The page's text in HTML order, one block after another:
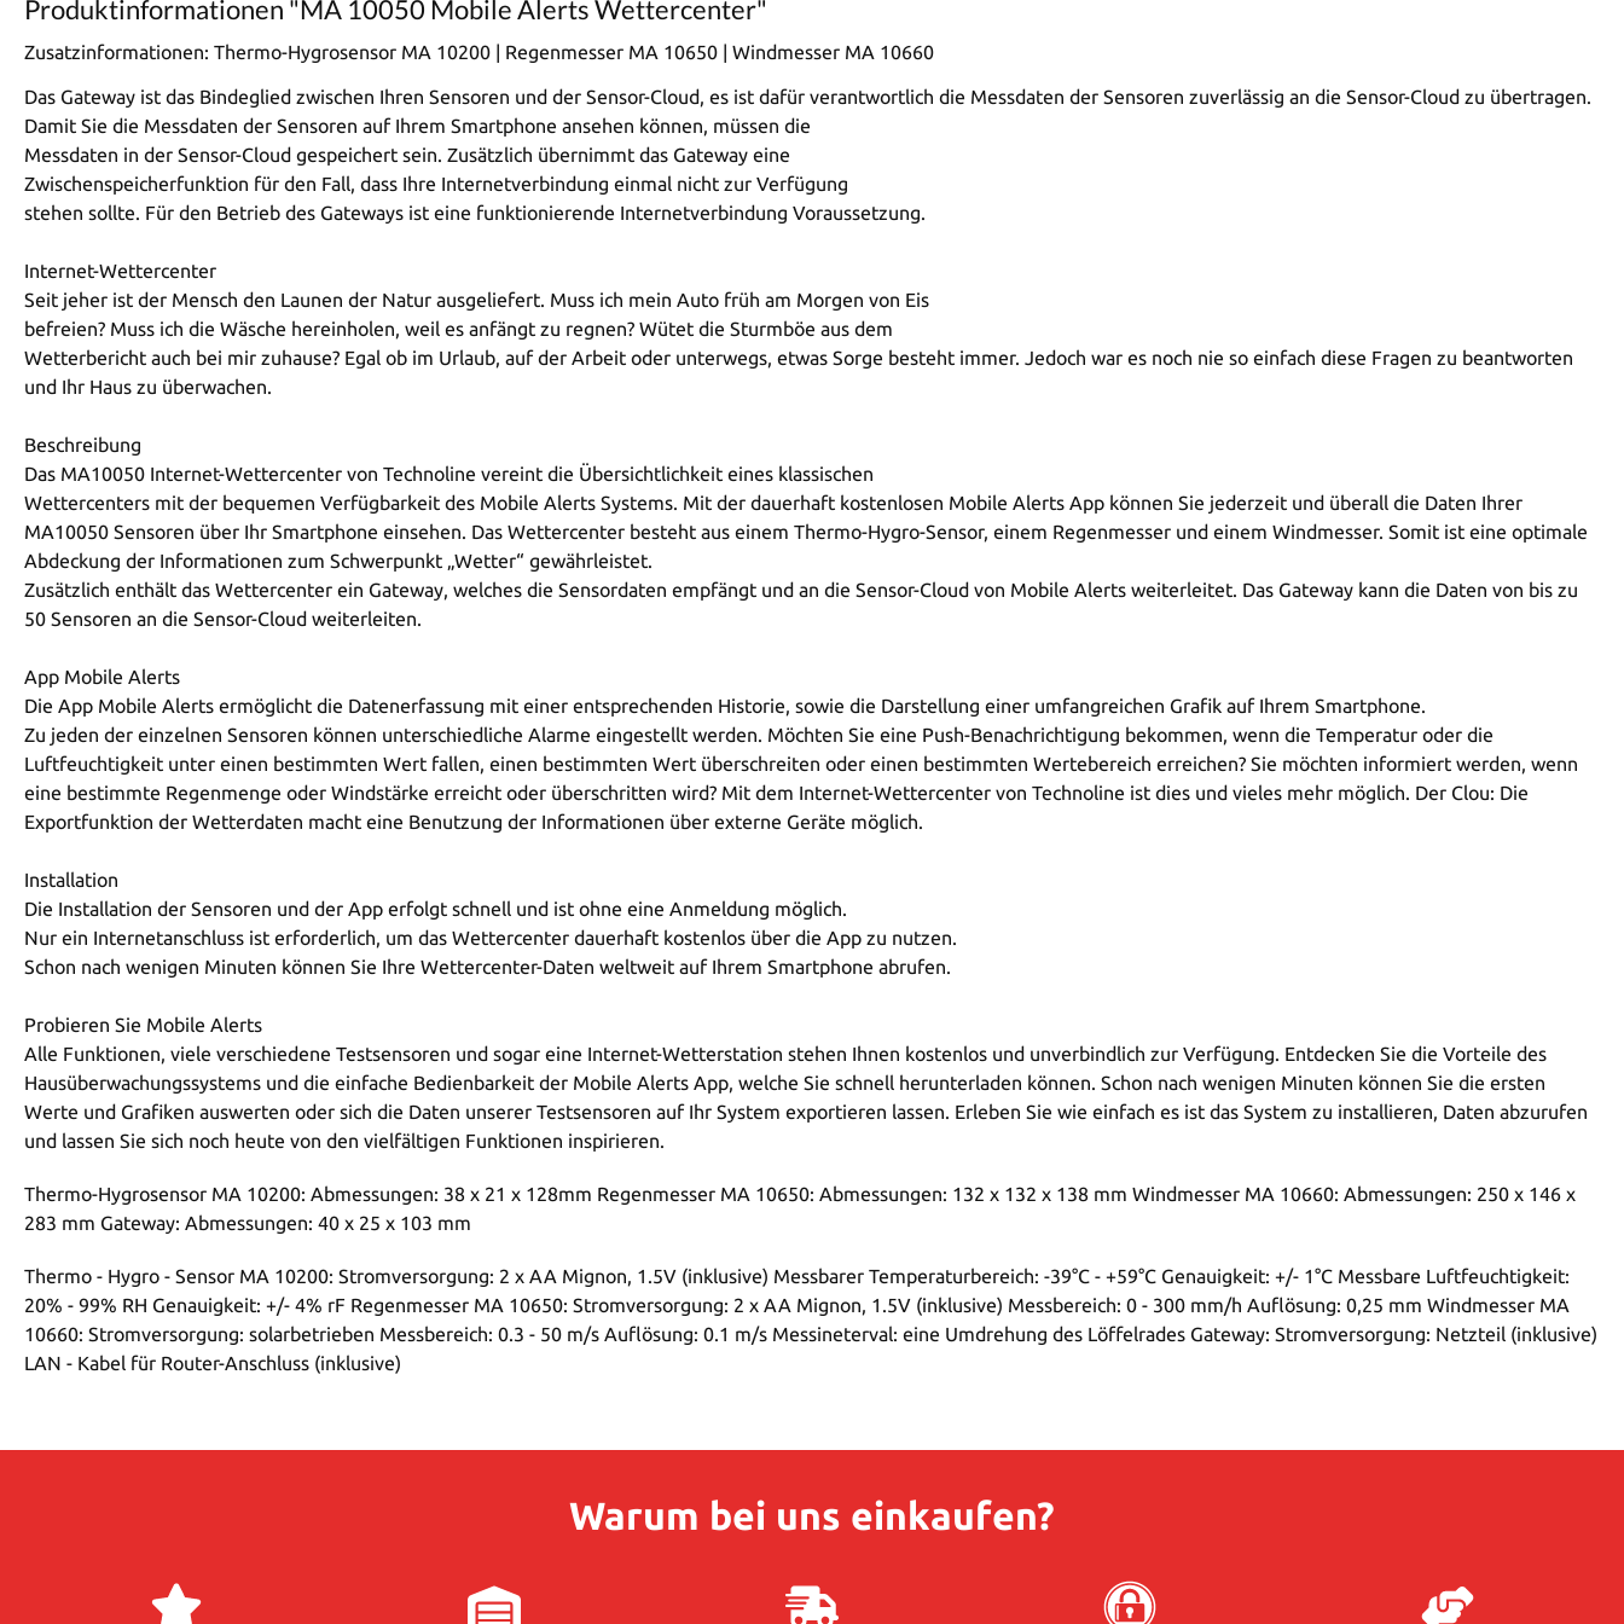
Produktinformationen "MA 10050 Mobile Alerts Wettercenter"
Zusatzinformationen: Thermo-Hygrosensor MA 10200 | Regenmesser MA 10650 | Windmesser MA 10660
Das Gateway ist das Bindeglied zwischen Ihren Sensoren und der Sensor-Cloud, es ist dafür verantwortlich die Messdaten der Sensoren zuverlässig an die Sensor-Cloud zu übertragen.
Damit Sie die Messdaten der Sensoren auf Ihrem Smartphone ansehen können, müssen die
Messdaten in der Sensor-Cloud gespeichert sein. Zusätzlich übernimmt das Gateway eine
Zwischenspeicherfunktion für den Fall, dass Ihre Internetverbindung einmal nicht zur Verfügung
stehen sollte. Für den Betrieb des Gateways ist eine funktionierende Internetverbindung Voraussetzung.
Internet-Wettercenter
Seit jeher ist der Mensch den Launen der Natur ausgeliefert. Muss ich mein Auto früh am Morgen von Eis
befreien? Muss ich die Wäsche hereinholen, weil es anfängt zu regnen? Wütet die Sturmböe aus dem
Wetterbericht auch bei mir zuhause? Egal ob im Urlaub, auf der Arbeit oder unterwegs, etwas Sorge besteht immer. Jedoch war es noch nie so einfach diese Fragen zu beantworten
und Ihr Haus zu überwachen.
Beschreibung
Das MA10050 Internet-Wettercenter von Technoline vereint die Übersichtlichkeit eines klassischen
Wettercenters mit der bequemen Verfügbarkeit des Mobile Alerts Systems. Mit der dauerhaft kostenlosen Mobile Alerts App können Sie jederzeit und überall die Daten Ihrer
MA10050 Sensoren über Ihr Smartphone einsehen. Das Wettercenter besteht aus einem Thermo-Hygro-Sensor, einem Regenmesser und einem Windmesser. Somit ist eine optimale
Abdeckung der Informationen zum Schwerpunkt „Wetter“ gewährleistet.
Zusätzlich enthält das Wettercenter ein Gateway, welches die Sensordaten empfängt und an die Sensor-Cloud von Mobile Alerts weiterleitet. Das Gateway kann die Daten von bis zu
50 Sensoren an die Sensor-Cloud weiterleiten.
App Mobile Alerts
Die App Mobile Alerts ermöglicht die Datenerfassung mit einer entsprechenden Historie, sowie die Darstellung einer umfangreichen Grafik auf Ihrem Smartphone.
Zu jeden der einzelnen Sensoren können unterschiedliche Alarme eingestellt werden. Möchten Sie eine Push-Benachrichtigung bekommen, wenn die Temperatur oder die
Luftfeuchtigkeit unter einen bestimmten Wert fallen, einen bestimmten Wert überschreiten oder einen bestimmten Wertebereich erreichen? Sie möchten informiert werden, wenn
eine bestimmte Regenmenge oder Windstärke erreicht oder überschritten wird? Mit dem Internet-Wettercenter von Technoline ist dies und vieles mehr möglich. Der Clou: Die
Exportfunktion der Wetterdaten macht eine Benutzung der Informationen über externe Geräte möglich.
Installation
Die Installation der Sensoren und der App erfolgt schnell und ist ohne eine Anmeldung möglich.
Nur ein Internetanschluss ist erforderlich, um das Wettercenter dauerhaft kostenlos über die App zu nutzen.
Schon nach wenigen Minuten können Sie Ihre Wettercenter-Daten weltweit auf Ihrem Smartphone abrufen.
Probieren Sie Mobile Alerts
Alle Funktionen, viele verschiedene Testsensoren und sogar eine Internet-Wetterstation stehen Ihnen kostenlos und unverbindlich zur Verfügung. Entdecken Sie die Vorteile des
Hausüberwachungssystems und die einfache Bedienbarkeit der Mobile Alerts App, welche Sie schnell herunterladen können. Schon nach wenigen Minuten können Sie die ersten
Werte und Grafiken auswerten oder sich die Daten unserer Testsensoren auf Ihr System exportieren lassen. Erleben Sie wie einfach es ist das System zu installieren, Daten abzurufen
und lassen Sie sich noch heute von den vielfältigen Funktionen inspirieren.
Thermo-Hygrosensor MA 10200: Abmessungen: 38 x 21 x 128mm Regenmesser MA 10650: Abmessungen: 132 x 132 x 138 mm Windmesser MA 10660: Abmessungen: 250 x 146 x
283 mm Gateway: Abmessungen: 40 x 25 x 103 mm
Thermo - Hygro - Sensor MA 10200: Stromversorgung: 2 x AA Mignon, 1.5V (inklusive) Messbarer Temperaturbereich: -39°C - +59°C Genauigkeit: +/- 1°C Messbare Luftfeuchtigkeit:
20% - 99% RH Genauigkeit: +/- 4% rF Regenmesser MA 10650: Stromversorgung: 2 x AA Mignon, 1.5V (inklusive) Messbereich: 0 - 300 mm/h Auflösung: 0,25 mm Windmesser MA
10660: Stromversorgung: solarbetrieben Messbereich: 0.3 - 50 m/s Auflösung: 0.1 m/s Messineterval: eine Umdrehung des Löffelrades Gateway: Stromversorgung: Netzteil (inklusive)
LAN - Kabel für Router-Anschluss (inklusive)
Warum bei uns einkaufen?